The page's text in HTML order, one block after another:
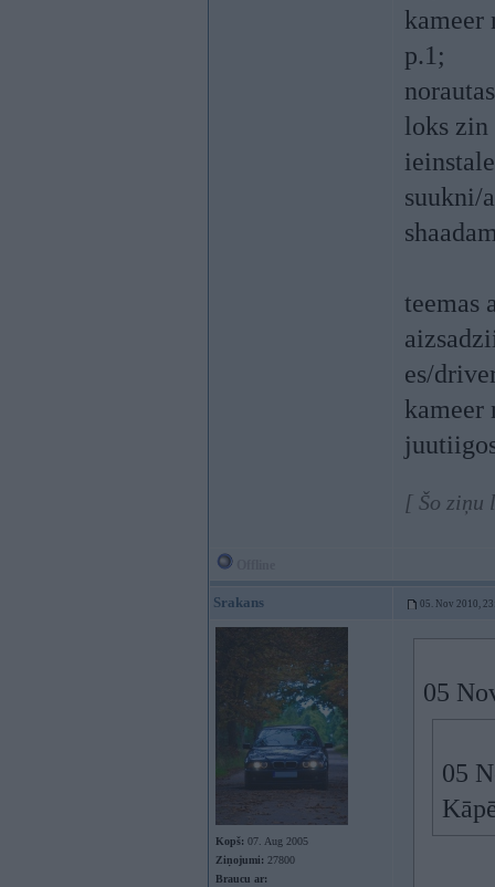
kameer
p.1;
loks zin
suukni/
teemas
es/
kameer
[ Šo ziņu
Srakans 05. Nov 2010,
Kopš: 07. Aug 2005
Ziņojumi: 27800
Braucu ar:
05
05